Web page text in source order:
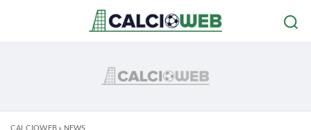
CALCIOWEB» NEWS